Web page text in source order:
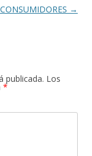
→
publicada. Los
*